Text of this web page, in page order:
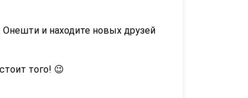
Онешти и находите новых друзей
того! 😉